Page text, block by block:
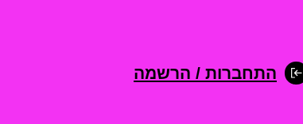
התחברות / הרשמה